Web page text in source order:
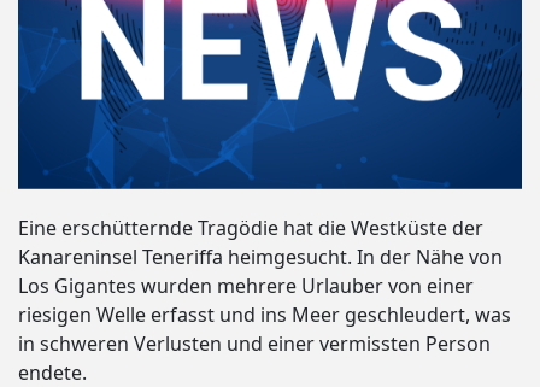
Eine erschütternde Tragödie hat die Westküste der
Kanareninsel Teneriffa heimgesucht. In der Nähe von
Los Gigantes wurden mehrere Urlauber von einer
riesigen Welle erfasst und ins Meer geschleudert, was
in schweren Verlusten und einer vermissten Person
endete.